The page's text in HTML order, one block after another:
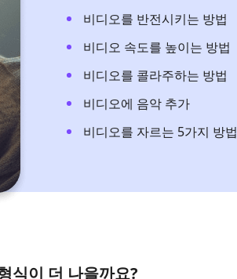
비디오를 반전시키는 방법
비디오 속도를 높이는 방법
비디오를 콜라주하는 방법
비디오에 음악 추가
비디오를 자르는 5가지 방법
식이 더 나을까요?